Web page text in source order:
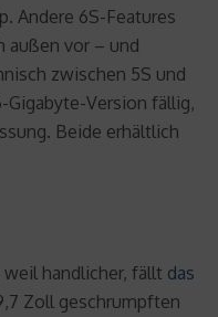
Andere 6S-Features
außen vor – und
zwischen 5S und
Gigabyte-Version fällig,
Beide erhältlich
handlicher, fällt das
Zoll geschrumpften